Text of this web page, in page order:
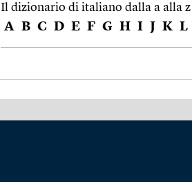
Il dizionario di italiano dalla a alla z
A B C D E F G H I J K L